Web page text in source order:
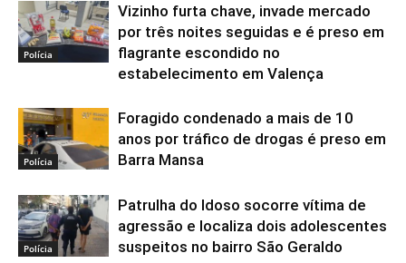
Polícia
Vizinho furta chave, invade mercado
por três noites seguidas e é preso em
flagrante escondido no
estabelecimento em Valença
Polícia
Foragido condenado a mais de 10
anos por tráfico de drogas é preso em
Barra Mansa
Polícia
Patrulha do Idoso socorre vítima de
agressão e localiza dois adolescentes
suspeitos no bairro São Geraldo